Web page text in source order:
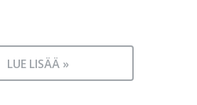
LUE LISÄÄ »